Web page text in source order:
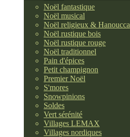
Noël fantastique
Noël musical
Noël religieux & Hanoucca
Noël rustique bois
Noël rustique rouge
Noël traditionnel
Pain d'épices
Petit champignon
Premier Noël
S'mores
Snowpinions
Soldes
Vert sérénité
Villages LEMAX
Villages nordiques